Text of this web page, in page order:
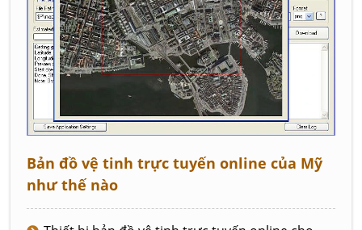
Bản đồ vệ tinh trực tuyến online của Mỹ
như thế nào